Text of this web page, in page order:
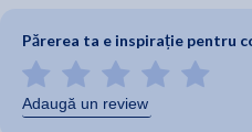
Părerea ta e inspirație pentru
Adaugă un review